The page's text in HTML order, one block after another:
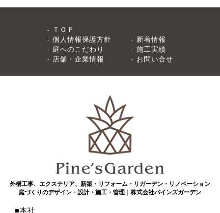
ＴＯＰ
個人情報保護方針
新着情報
庭へのこだわり
施工実績
店舗・企業情報
お問い合せ
外構工事、エクステリア、新築・リフォーム・リガーデン・リノベーション
庭づくりのデザイン・設計・施工・管理｜株式会社パインズガーデン
本社